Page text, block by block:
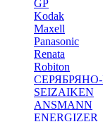
GP
Kodak
Maxell
Panasonic
Renata
Robiton
SEIZAIKEN
ANSMANN
ENERGIZER